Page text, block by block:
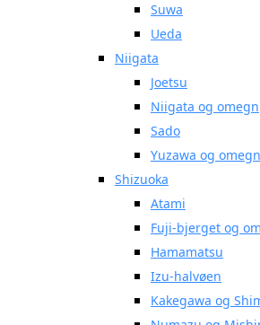
Suwa
Ueda
Niigata
Joetsu
Niigata og omegn
Sado
Yuzawa og omegn
Shizuoka
Atami
Fuji-bjerget og
Hamamatsu
Izu-halvøen
Kakegawa og